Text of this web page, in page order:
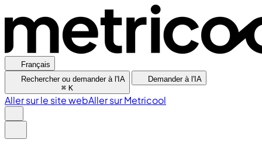
Français
Rechercher ou demander à l'IA
⌘ K
Demander à l'IA
Aller sur le site webAller sur Metricool